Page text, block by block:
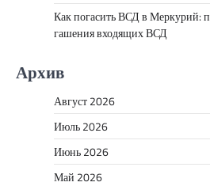
Как погасить ВСД в Меркурий:
гашения входящих ВСД
Архив
Август 2026
Июль 2026
Июнь 2026
Май 2026